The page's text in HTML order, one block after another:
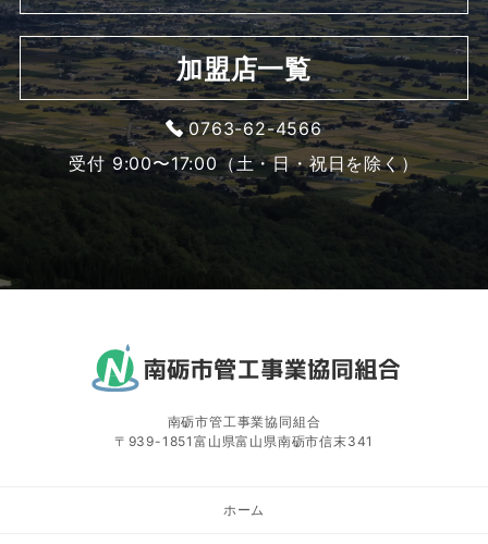
加盟店一覧
0763-62-4566
受付 9:00〜17:00（土・日・祝日を除く）
南砺市管工事業協同組合
〒939-1851富山県富山県南砺市信末341
ホーム